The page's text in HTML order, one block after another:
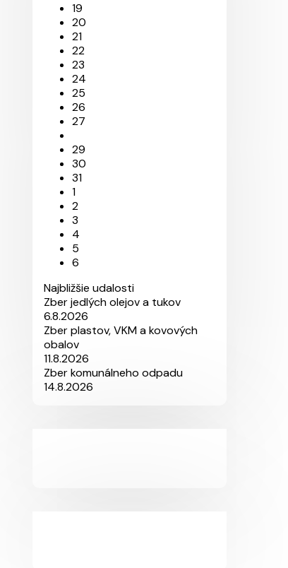
19
20
21
22
23
24
25
26
27
29
30
31
1
2
3
4
5
6
Najbližšie udalosti
Zber jedlých olejov a tukov
6.8.2026
Zber plastov, VKM a kovových
obalov
11.8.2026
Zber komunálneho odpadu
14.8.2026